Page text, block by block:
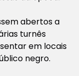
abertos a
turnês
em locais
negro.